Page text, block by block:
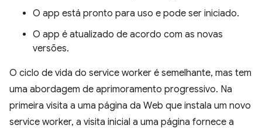
O app está pronto para uso e pode ser iniciado.
O app é atualizado de acordo com as novas
versões.
O ciclo de vida do service worker é semelhante, mas tem
uma abordagem de aprimoramento progressivo. Na
primeira visita a uma página da Web que instala um novo
service worker, a visita inicial a uma página fornece a